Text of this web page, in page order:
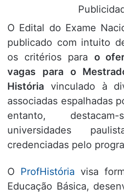
O Edital do Exame
publicado com intuito
os critérios para o
vagas para o
História vinculado à
associadas espalhadas
entanto,
universidades
credenciadas pelo
O ProfHistória visa
Educação Básica,